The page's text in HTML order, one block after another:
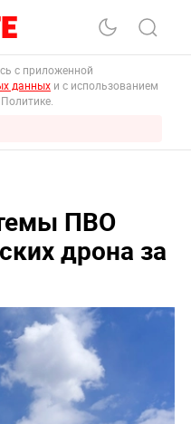
с приложенной
данных и с использованием
ПВО
дрона за